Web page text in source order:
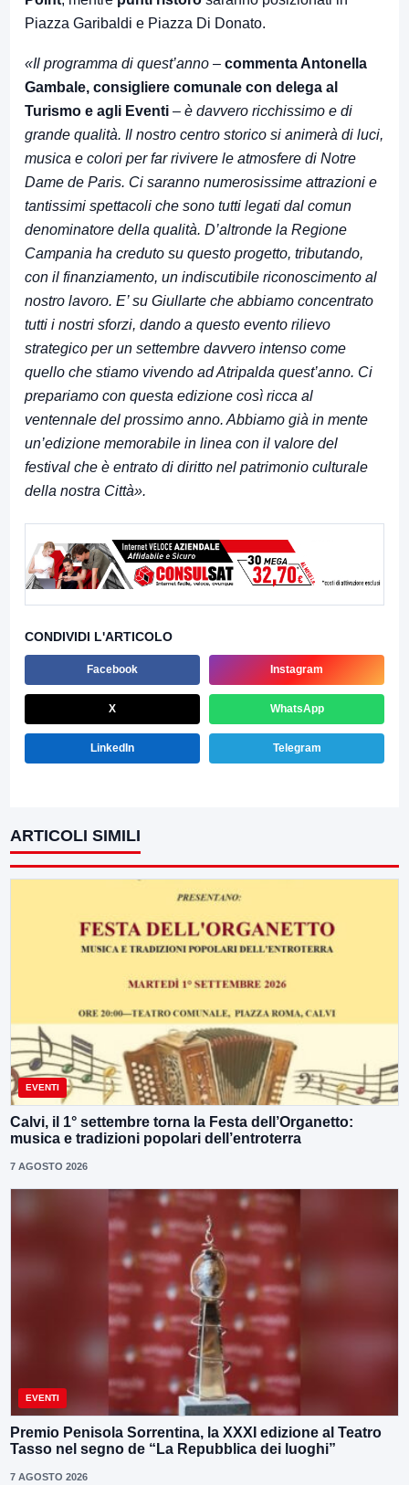
Piazza Garibaldi e Piazza Di Donato.
«Il programma di quest’anno – commenta Antonella
Gambale, consigliere comunale con delega al
Turismo e agli Eventi – è davvero ricchissimo e di
grande qualità. Il nostro centro storico si animerà di luci,
musica e colori per far rivivere le atmosfere di Notre
Dame de Paris. Ci saranno numerosissime attrazioni e
tantissimi spettacoli che sono tutti legati dal comun
denominatore della qualità. D’altronde la Regione
Campania ha creduto su questo progetto, tributando,
con il finanziamento, un indiscutibile riconoscimento al
nostro lavoro. E’ su Giullarte che abbiamo concentrato
tutti i nostri sforzi, dando a questo evento rilievo
strategico per un settembre davvero intenso come
quello che stiamo vivendo ad Atripalda quest’anno. Ci
prepariamo con questa edizione così ricca al
ventennale del prossimo anno. Abbiamo già in mente
un’edizione memorabile in linea con il valore del
festival che è entrato di diritto nel patrimonio culturale
della nostra Città».
CONDIVIDI L'ARTICOLO
Facebook Instagram
X WhatsApp
LinkedIn Telegram
ARTICOLI SIMILI
EVENTI
Calvi, il 1° settembre torna la Festa dell’Organetto:
musica e tradizioni popolari dell’entroterra
7 AGOSTO 2026
EVENTI
Premio Penisola Sorrentina, la XXXI edizione al Teatro
Tasso nel segno de “La Repubblica dei luoghi”
7 AGOSTO 2026